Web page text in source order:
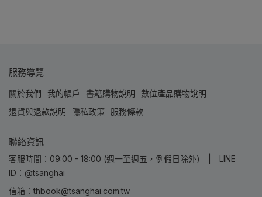
服務導覽
關於我們 我的帳戶 書籍購物說明
數位產品購物說明
退貨與退款說明
隱私政策 服務條款
聯絡資訊
客服時間：09:00 - 18:00 (週一至週五，例假日除外) | LINE
ID：@tsanghai
信箱：thbook@tsanghai.com.tw